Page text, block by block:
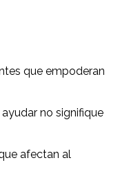
que empoderan
no signifique
afectan al